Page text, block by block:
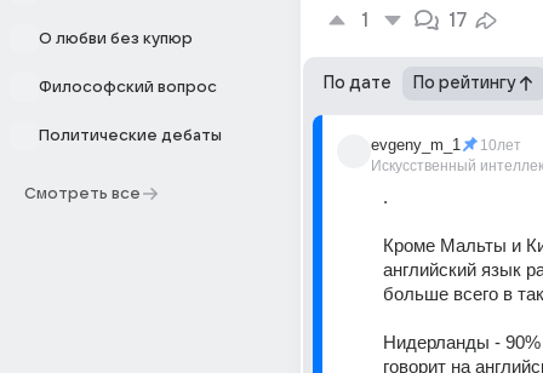
О любви без купюр
Философский вопрос
Политические дебаты
Смотреть все
1 17
По дате По рейтингу
evgeny_m_1
Искусственный
10лет
.
Кроме Мальты и
английский язык
больше всего в
Нидерланды - 90%
говорит на